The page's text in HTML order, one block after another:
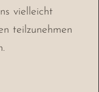
vielleicht
teilzunehmen